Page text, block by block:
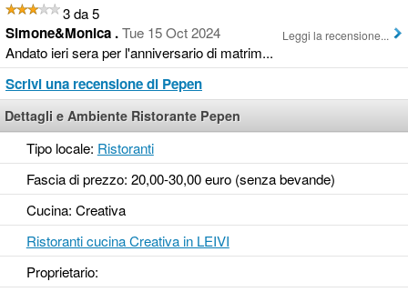
3 da 5
Simone&Monica .Tue 15 Oct 2024
Andato ieri sera per l'anniversario di matrim...
Leggi la recensione...
Scrivi una recensione di Pepen
Dettagli e Ambiente Ristorante Pepen
Tipo locale: Ristoranti
Fascia di prezzo: 20,00-30,00 euro (senza bevande)
Cucina: Creativa
Ristoranti cucina Creativa in LEIVI
Proprietario: